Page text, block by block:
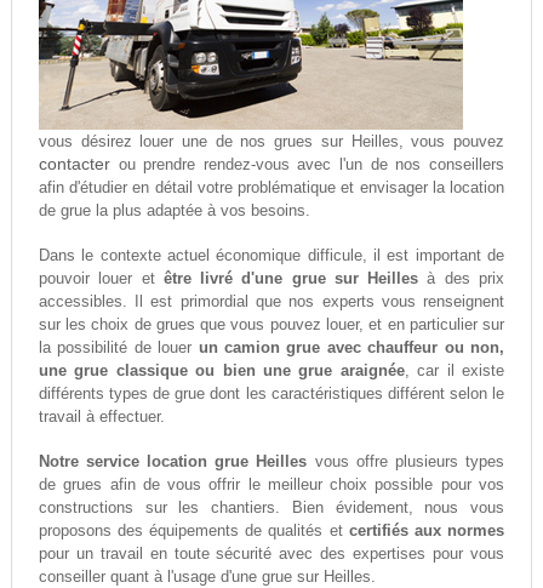
vous désirez louer une de nos grues sur Heilles, vous pouvez
contacterou prendre rendez-vous avec l'un de nos conseillers
afin d'étudier en détail votre problématique et envisager la location
de grue la plus adaptée à vos besoins.
Dans le contexte actuel économique difficule, il est important de
pouvoir louer et être livré d'une grue sur Heilles à des prix
accessibles. Il est primordial que nos experts vous renseignent
sur les choix de grues que vous pouvez louer, et en particulier sur
la possibilité de louer un camion grue avec chauffeur ou non,
une grue classique ou bien une grue araignée, car il existe
différents types de grue dont les caractéristiques différent selon le
travail à effectuer.
Notre service location grue Heilles vous offre plusieurs types
de grues afin de vous offrir le meilleur choix possible pour vos
constructions sur les chantiers. Bien évidement, nous vous
proposons des équipements de qualités et certifiés aux normes
pour un travail en toute sécurité avec des expertises pour vous
conseiller quant à l'usage d'une grue sur Heilles.